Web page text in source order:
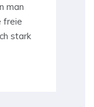
man
freie
stark